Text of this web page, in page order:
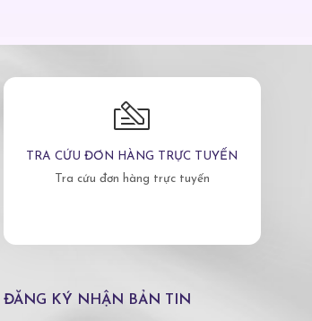
TRA CỨU ĐƠN HÀNG TRỰC TUYẾN
Tra cứu đơn hàng trực tuyến
ĐĂNG KÝ NHẬN BẢN TIN